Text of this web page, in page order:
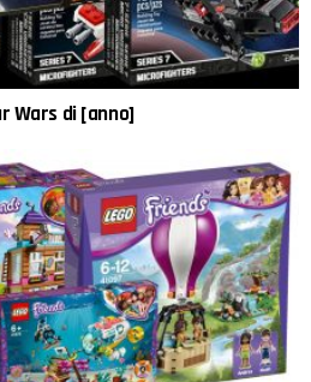
Wars di [anno]